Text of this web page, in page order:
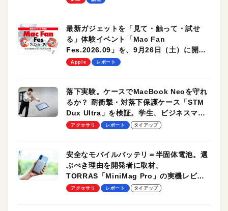
最新ガジェットを「見て・触って・試せ
る」体験イベント「Mac Fan
Fes.2026.09」を、9月26日（土）に開催
します！
Apple レポート
落下実験。ケースでMacBook Neoを守れ
るか？ 耐衝撃・対落下保護ケース「STM
Dux Ultra」を検証。学生、ビジネスマン
のモバイルユースに最適！
アクセサリ レポート タイアップ
安全なモバイルバッテリ＝半固体電池。選
ぶべき理由を開発者に取材。
TORRAS「MiniMag Pro」の実機レビュ
ーも
アクセサリ レポート タイアップ